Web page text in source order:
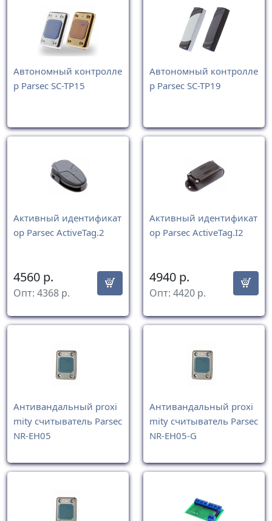
Автономный контролле
р Parsec SC-TP15
Автономный контролле
р Parsec SC-TP19
Активный идентификат
ор Parsec ActiveTag.2
4560 р.
Опт: 4368 р.
Активный идентификат
ор Parsec ActiveTag.I2
4940 р.
Опт: 4420 р.
Антивандальный proxi
mity считыватель Parsec
NR-EH05
Антивандальный proxi
mity считыватель Parsec
NR-EH05-G